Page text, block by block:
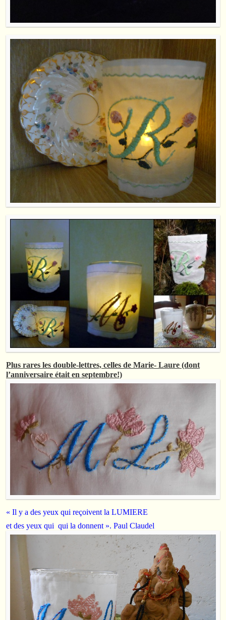
Plus rares les double-lettres, celles de Marie- Laure (dont
l’anniversaire était en septembre!)
« Il y a des yeux qui reçoivent la LUMIERE
et des yeux qui qui la donnent ». Paul Claudel